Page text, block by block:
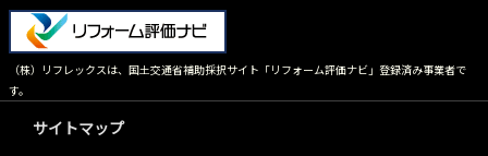
（株）リフレックスは、国土交通省補助採択サイト「リフォーム評価ナビ」登録済み事業者で
す。
サイトマップ